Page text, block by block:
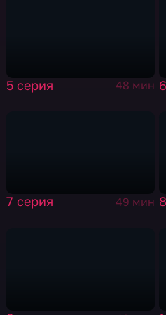
5 серия 48 мин
7 серия 49 мин